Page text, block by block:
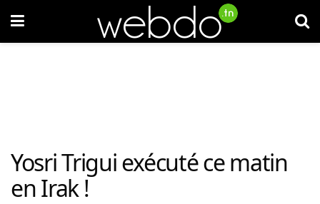
Yosri Trigui exécuté ce matin
en Irak !